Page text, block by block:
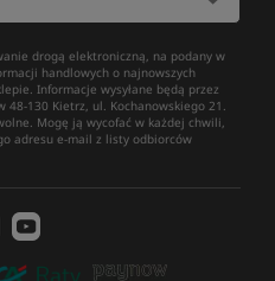
drogą elektroniczną, na podany w
handlowych o najnowszych
Informacje wysyłane będą przez
48-130 Kietrz, ul. Kochanowskiego 21.
Mogę ją wycofać w każdej chwili,
adresu e-mail z listy odbiorców